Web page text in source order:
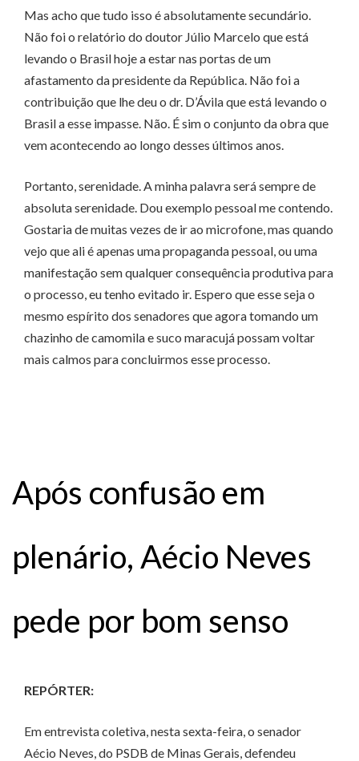
Mas acho que tudo isso é absolutamente secundário.
Não foi o relatório do doutor Júlio Marcelo que está
levando o Brasil hoje a estar nas portas de um
afastamento da presidente da República. Não foi a
contribuição que lhe deu o dr. D’Ávila que está levando o
Brasil a esse impasse. Não. É sim o conjunto da obra que
vem acontecendo ao longo desses últimos anos.
Portanto, serenidade. A minha palavra será sempre de
absoluta serenidade. Dou exemplo pessoal me contendo.
Gostaria de muitas vezes de ir ao microfone, mas quando
vejo que ali é apenas uma propaganda pessoal, ou uma
manifestação sem qualquer consequência produtiva para
o processo, eu tenho evitado ir. Espero que esse seja o
mesmo espírito dos senadores que agora tomando um
chazinho de camomila e suco maracujá possam voltar
mais calmos para concluirmos esse processo.
Após confusão em
plenário, Aécio Neves
pede por bom senso
REPÓRTER:
Em entrevista coletiva, nesta sexta-feira, o senador
Aécio Neves, do PSDB de Minas Gerais, defendeu